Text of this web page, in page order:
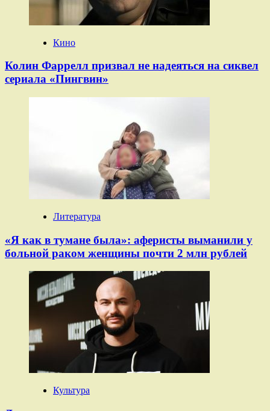
Кино
Колин Фаррелл призвал не надеяться на сиквел
сериала «Пингвин»
Литература
«Я как в тумане была»: аферисты выманили у
больной раком женщины почти 2 млн рублей
Культура